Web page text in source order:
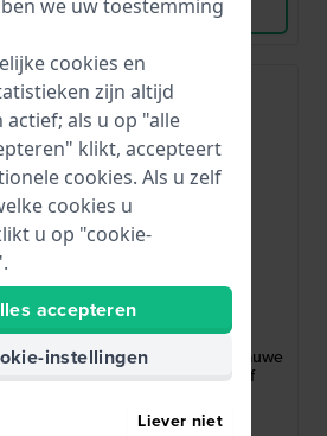
Bekijk Product
F20345/2
Junior 36 mm Staal-blauwe
quartz chronograaf
€ 129,-
we uw toestemming
cookies en
zijn altijd
als u op "alle
klikt, accepteert
cookies. Als u zelf
cookies u
u op "cookie-
accepteren
instellingen
Liever niet